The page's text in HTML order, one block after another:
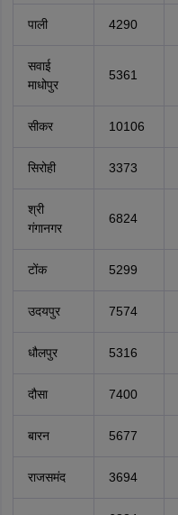
पाली 4290
सवाई
माधोपुर
5361
सीकर 10106
सिरोही 3373
श्री
गंगानगर
6824
टोंक 5299
उदयपुर 7574
धौलपुर 5316
दौसा 7400
बारन 5677
राजसमंद 3694